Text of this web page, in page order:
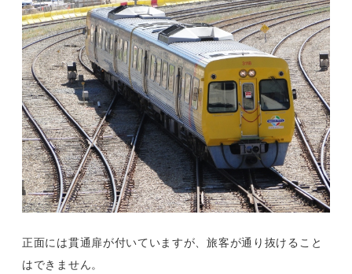
正面には貫通扉が付いていますが、旅客が通り抜けること
はできません。